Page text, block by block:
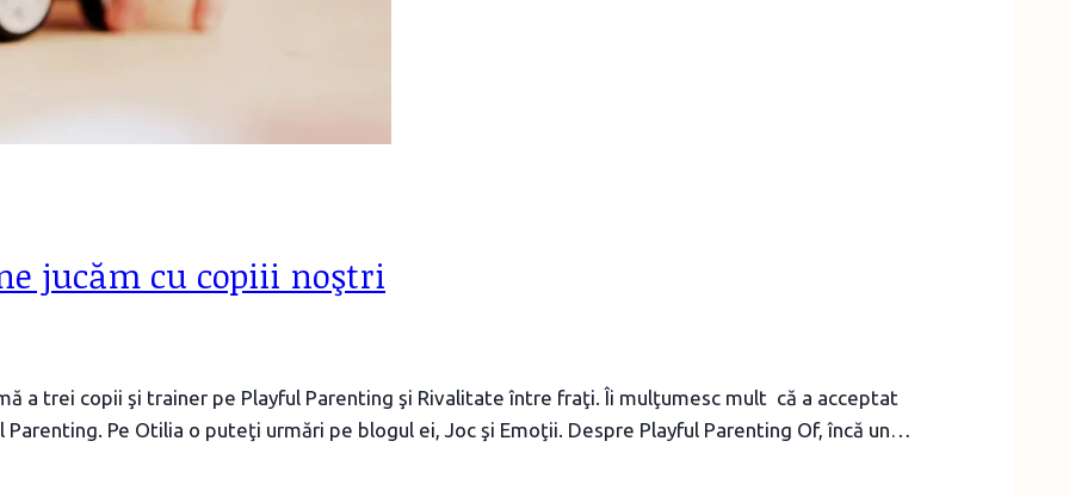
jucăm cu copiii noştri
a trei copii şi trainer pe Playful Parenting şi Rivalitate între fraţi. Îi mulţumesc mult că a acceptat
Pe Otilia o puteţi urmări pe blogul ei, Joc şi Emoţii. Despre Playful Parenting Of, încă un…